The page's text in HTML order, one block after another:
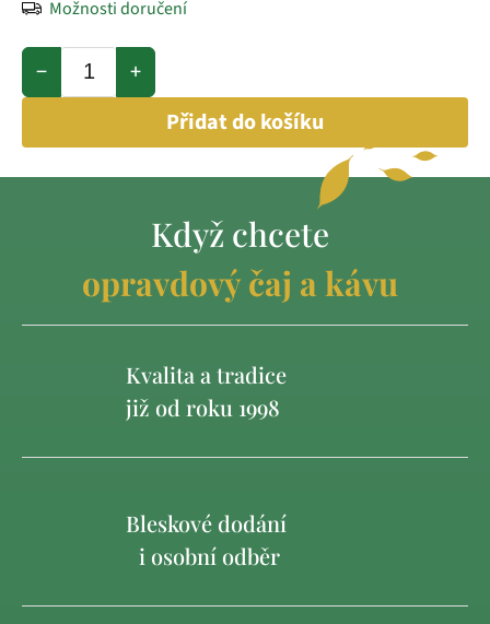
Možnosti doručení
+
−
Přidat do košíku
Když chcete
opravdový čaj a kávu
Kvalita a tradice
již od roku 1998
Bleskové dodání
i osobní odběr